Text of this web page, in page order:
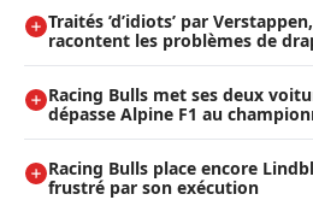
Traités ’d’idiots’ par
racontent les problèmes de
Racing Bulls met ses deux
dépasse Alpine F1 au
Racing Bulls place encore
frustré par son exécution